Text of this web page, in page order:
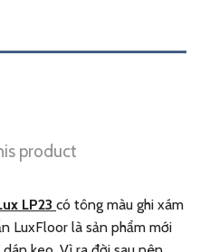
product
LP23 có tông màu ghi xám
LuxFloor là sản phẩm mới